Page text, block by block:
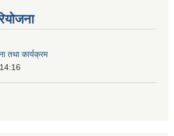
तथा कार्यक्रम